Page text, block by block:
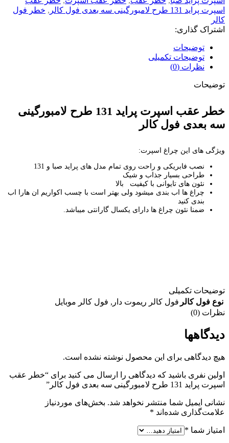
اسپرت پراید 131 طرح لامبورگینی سه بعدی فول کالر
, خطر فول
کالر
اشتراک گذاری:
توضیحات
توضیحات تکمیلی
نظرات (0)
توضیحات
خطر عقب اسپرت پراید 131 طرح لامبورگینی
سه بعدی فول کالر
ویژگی های این چراغ اسپرت:
نصب فابریکی و راحت روی تمام مدل های پراید صبا و 131
طراحی بسیار جذاب و شیک
نئون های تایوانی با کیفیت بالا
چراغ ها اب بندی میشود ولی بهتر است با چسب اکواریم ان هارا اب
بندی کنید
ضمنا نئون چراغ ها دارای یکسال گارانتی میباشد.
توضیحات تکمیلی
نوع فول کالر فول کالر ریموت دار , فول کالر موبایل
نظرات (0)
دیدگاهها
هیچ دیدگاهی برای این محصول نوشته نشده است.
اولین نفری باشید که دیدگاهی را ارسال می کنید برای “خطر عقب
اسپرت پراید 131 طرح لامبورگینی سه بعدی فول کالر”
نشانی ایمیل شما منتشر نخواهد شد. بخش‌های موردنیاز
علامت‌گذاری شده‌اند *
امتیاز شما *